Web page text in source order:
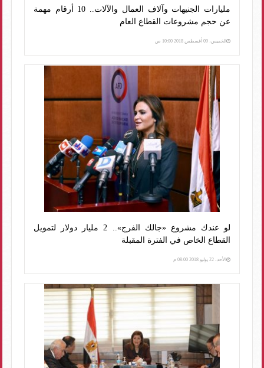
مليارات الجنيهات وآلاف العمال والآلات.. 10 أرقام مهمة
عن حجم مشروعات القطاع العام
الخميس، 09 أغسطس 2018 10:00 ص
لو عندك مشروع «جالك الفرج».. 2 مليار دولار لتمويل
القطاع الخاص في الفترة المقبلة
الأحد، 22 يوليو 2018 08:00 م